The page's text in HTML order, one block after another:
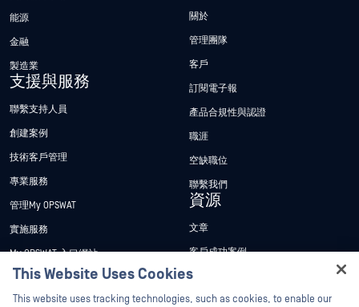
能源
金融
製造業
支援與服務
聯繫支持人員
創建案例
技術客戶管理
專業服務
管理My OPSWAT
實施服務
My OPSWAT 入口網站
技術檔案
訓練
關於
管理團隊
客戶
訂閱電子報
產品合規性與認證
職涯
空缺職位
聯繫我們
資源
文章
客戶成功案例
新聞稿
新聞報導
This Website Uses Cookies
This website uses tracking technologies, such as cookies, to enable our
Hey there!